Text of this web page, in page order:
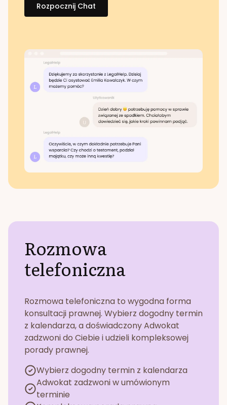
Rozpocznij Chat
Rozmowa
telefoniczna
Rozmowa telefoniczna to wygodna forma
konsultacji prawnej. Wybierz dogodny termin
z kalendarza, a doświadczony Adwokat
zadzwoni do Ciebie i udzieli kompleksowej
porady prawnej.
Wybierz dogodny termin z kalendarza
Adwokat zadzwoni w umówionym
terminie